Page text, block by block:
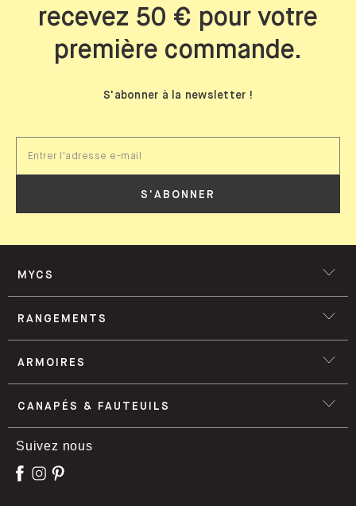
recevez 50 € pour votre
première commande.
S'abonner à la newsletter !
S'ABONNER
MYCS
RANGEMENTS
ARMOIRES
CANAPÉS & FAUTEUILS
Suivez nous